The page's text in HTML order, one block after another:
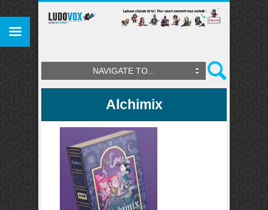
NAVIGATE TO...
Alchimix